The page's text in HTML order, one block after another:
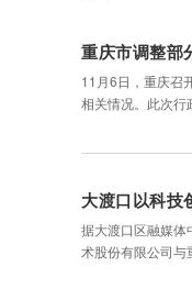
重庆市调整部
11月6日，重庆召
相关情况。此次行
大渡口以科技
据大渡口区融媒体
术股份有限公司与